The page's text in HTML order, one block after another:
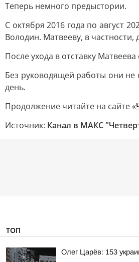
Теперь немного предыстории.
С октября 2016 года по август
Володин. Матвееву, в частности,
После ухода в отставку
Без руководящей работы они
день.
Продолжение читайте на сайте «
Источник: Канал в МАКС
ТОП
Олег Царёв: 153